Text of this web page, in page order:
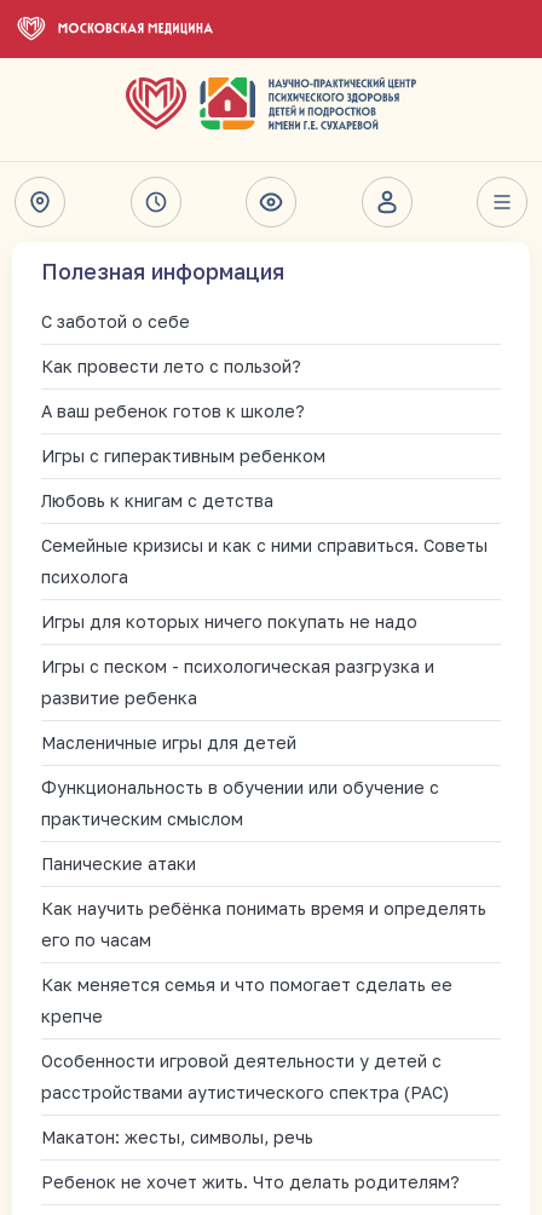
Полезная информация
С заботой о себе
Как провести лето с пользой?
А ваш ребенок готов к школе?
Игры с гиперактивным ребенком
Любовь к книгам с детства
Семейные кризисы и как с ними справиться. Советы
психолога
Игры для которых ничего покупать не надо
Игры с песком - психологическая разгрузка и
развитие ребенка
Масленичные игры для детей
Функциональность в обучении или обучение с
практическим смыслом
Панические атаки
Как научить ребёнка понимать время и определять
его по часам
Как меняется семья и что помогает сделать ее
крепче
Особенности игровой деятельности у детей с
расстройствами аутистического спектра (РАС)
Макатон: жесты, символы, речь
Ребенок не хочет жить. Что делать родителям?